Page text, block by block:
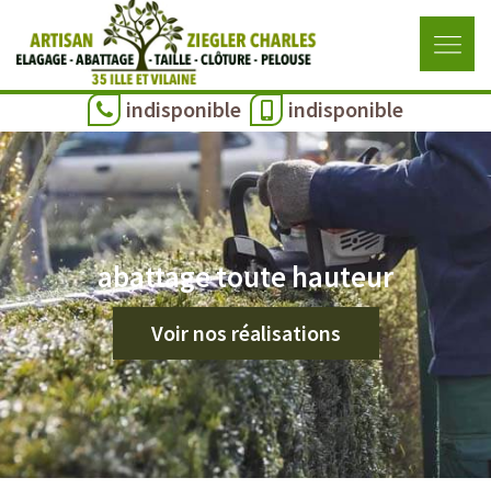
indisponible indisponible
abattage toute hauteur
Voir nos réalisations